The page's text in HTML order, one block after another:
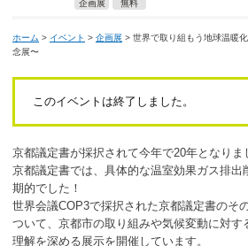
ボランティア
発行物
一般の方
企画展 無料
ホーム > イベント > 企画展 > 世界で取り組もう地球温暖
念展〜
このイベントは終了しました。
京都議定書が採択されて今年で20年となりま
京都議定書では、 具体的な温室効果ガス排出
期的でした！
世界会議COP3で採択された京都議定書のそ
ついて、京都市の取り組みや気候変動に対す
理解を深める展示を開催しています。